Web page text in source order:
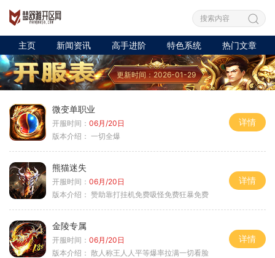
主页 新闻资讯 高手进阶 特色系统 热门文章
更新时间：2026-01-29
微变单职业
开服时间： 06月/20日
版本介绍： 一切全爆
详情
熊猫迷失
开服时间： 06月/20日
版本介绍： 赞助靠打挂机免费吸怪免费狂暴免费
详情
金陵专属
开服时间： 06月/20日
版本介绍： 散人称王人人平等爆率拉满一切看脸
详情